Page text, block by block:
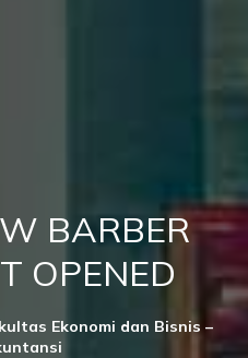
BARBER
OPENED
Ekonomi dan Bisnis –